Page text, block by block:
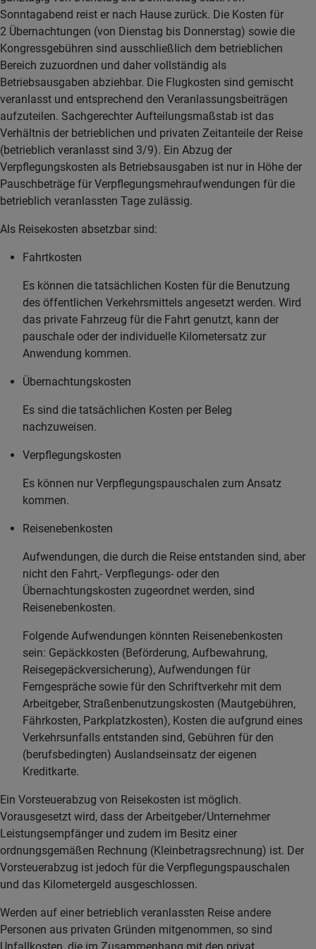
Sonntagabend reist er nach Hause zurück. Die Kosten für
2 Übernachtungen (von Dienstag bis Donnerstag) sowie die
Kongressgebühren sind ausschließlich dem betrieblichen
Bereich zuzuordnen und daher vollständig als
Betriebsausgaben abziehbar. Die Flugkosten sind gemischt
veranlasst und entsprechend den Veranlassungsbeiträgen
aufzuteilen. Sachgerechter Aufteilungsmaßstab ist das
Verhältnis der betrieblichen und privaten Zeitanteile der Reise
(betrieblich veranlasst sind 3/9). Ein Abzug der
Verpflegungskosten als Betriebsausgaben ist nur in Höhe der
Pauschbeträge für Verpflegungsmehraufwendungen für die
betrieblich veranlassten Tage zulässig.
Als Reisekosten absetzbar sind:
Fahrtkosten
Es können die tatsächlichen Kosten für die Benutzung
des öffentlichen Verkehrsmittels angesetzt werden. Wird
das private Fahrzeug für die Fahrt genutzt, kann der
pauschale oder der individuelle Kilometersatz zur
Anwendung kommen.
Übernachtungskosten
Es sind die tatsächlichen Kosten per Beleg
nachzuweisen.
Verpflegungskosten
Es können nur Verpflegungspauschalen zum Ansatz
kommen.
Reisenebenkosten
Aufwendungen, die durch die Reise entstanden sind, aber
nicht den Fahrt,- Verpflegungs- oder den
Übernachtungskosten zugeordnet werden, sind
Reisenebenkosten.
Folgende Aufwendungen könnten Reisenebenkosten
sein: Gepäckkosten (Beförderung, Aufbewahrung,
Reisegepäckversicherung), Aufwendungen für
Ferngespräche sowie für den Schriftverkehr mit dem
Arbeitgeber, Straßenbenutzungskosten (Mautgebühren,
Fährkosten, Parkplatzkosten), Kosten die aufgrund eines
Verkehrsunfalls entstanden sind, Gebühren für den
(berufsbedingten) Auslandseinsatz der eigenen
Kreditkarte.
Ein Vorsteuerabzug von Reisekosten ist möglich.
Vorausgesetzt wird, dass der Arbeitgeber/Unternehmer
Leistungsempfänger und zudem im Besitz einer
ordnungsgemäßen Rechnung (Kleinbetragsrechnung) ist. Der
Vorsteuerabzug ist jedoch für die Verpflegungspauschalen
und das Kilometergeld ausgeschlossen.
Werden auf einer betrieblich veranlassten Reise andere
Personen aus privaten Gründen mitgenommen, so sind